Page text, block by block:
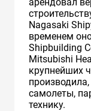
Nagasaki
временем
Shipbuilding
Mitsubishi
крупнейших
самолеты,
технику.